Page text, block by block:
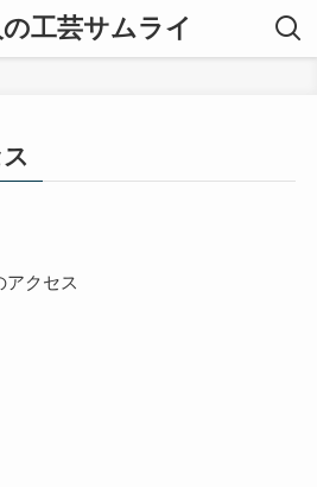
工芸サムライ
アクセス